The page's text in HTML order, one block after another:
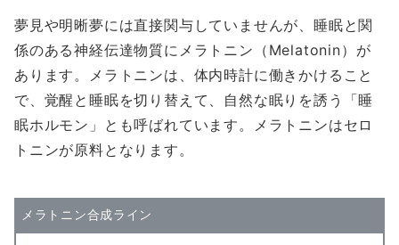
夢見や明晰夢には直接関与していませんが、睡眠と関
係のある神経伝達物質にメラトニン（Melatonin）が
あります。メラトニンは、体内時計に働きかけること
で、覚醒と睡眠を切り替えて、自然な眠りを誘う「睡
眠ホルモン」とも呼ばれています。メラトニンはセロ
トニンが原料となります。
メラトニン合成ライン